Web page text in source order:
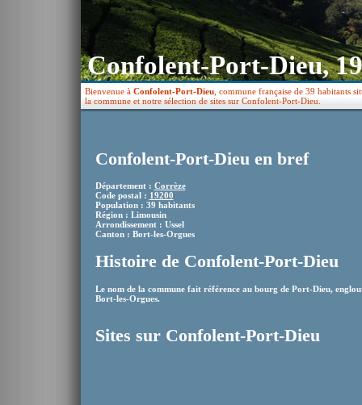
Confolent-Port-Dieu,
Bienvenue à Confolent-Port-Dieu , commune française de 39 habitants
la commune et notre sélection de sites sur Confolent-Port-Dieu.
Confolent-Port-Dieu en bref
Département : Corrèze
Code postal : 19200
Population : 39 habitants
Région : Limousin
Arrondissement : Ussel
Canton : Bort-les-Orgues
Histoire de Confolent-Port-Dieu
Le nom de la commune fait référence au bourg de Port-Dieu,
Bort-les-Orgues.
Sites sur Confolent-Port-Dieu